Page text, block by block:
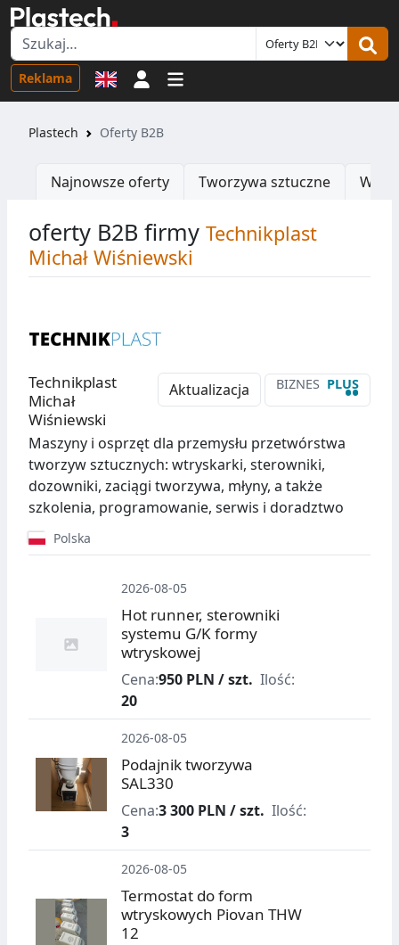
Reklama Logowanie
Plastech Oferty B2B
Najnowsze oferty Tworzywa sztuczne
oferty B2B firmy Technikplast
Michał Wiśniewski
Aktualizacja BIZNES PLUS
••
Technikplast
Michał
Wiśniewski
Maszyny i osprzęt dla przemysłu przetwórstwa
tworzyw sztucznych: wtryskarki, sterowniki,
dozowniki, zaciągi tworzywa, młyny, a także
szkolenia, programowanie, serwis i doradztwo
Polska
2026-08-05
Hot runner, sterowniki
systemu G/K formy
wtryskowej
Cena:950 PLN / szt. Ilość:
20
2026-08-05
Podajnik tworzywa
SAL330
Cena:3 300 PLN / szt. Ilość:
3
2026-08-05
Termostat do form
wtryskowych Piovan THW
12